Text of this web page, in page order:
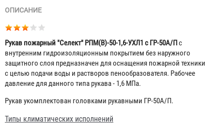
ОПИСАНИЕ
Рукав пожарный "Селект" РПМ(В)-50-1,6-УХЛ1 с ГР-50А/Пc
внутренним гидроизоляционным покрытием без наружного
защитного слоя предназначен для оснащения пожарной техники
с целью подачи воды и растворов пенообразователя. Рабочее
давление для данного типа рукава - 1,6 МПа.
Рукав укомплектован головками рукавными ГР-50А/П.
Типы климатических исполнений